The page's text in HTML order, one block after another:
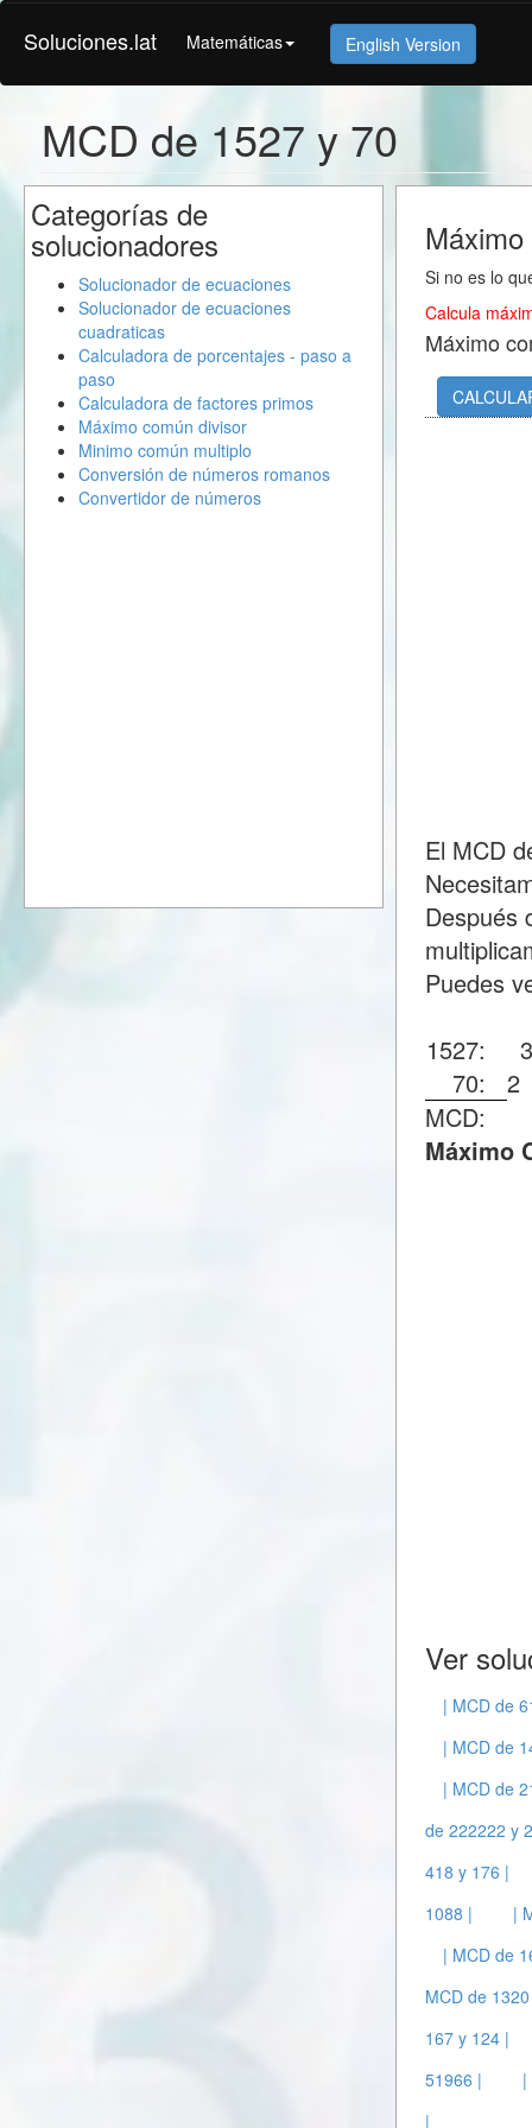
Soluciones.lat Matemáticas English Version
MCD de 1527 y 70
Si no es lo
Calcula
Máximo
El MCD
Después
Puedes
1527:
70:2
MCD:
Máximo
Ver
| MCD de
| MCD de
| MCD de
de 222222 y
418 y 176 |
1088 |
|
| MCD de
MCD de
167 y 124 |
51966 |
|
|
Categorías de
solucionadores
Solucionador de ecuaciones
Solucionador de ecuaciones
cuadraticas
Calculadora de porcentajes - paso a
paso
Calculadora de factores primos
Máximo común divisor
Minimo común multiplo
Conversión de números romanos
Convertidor de números